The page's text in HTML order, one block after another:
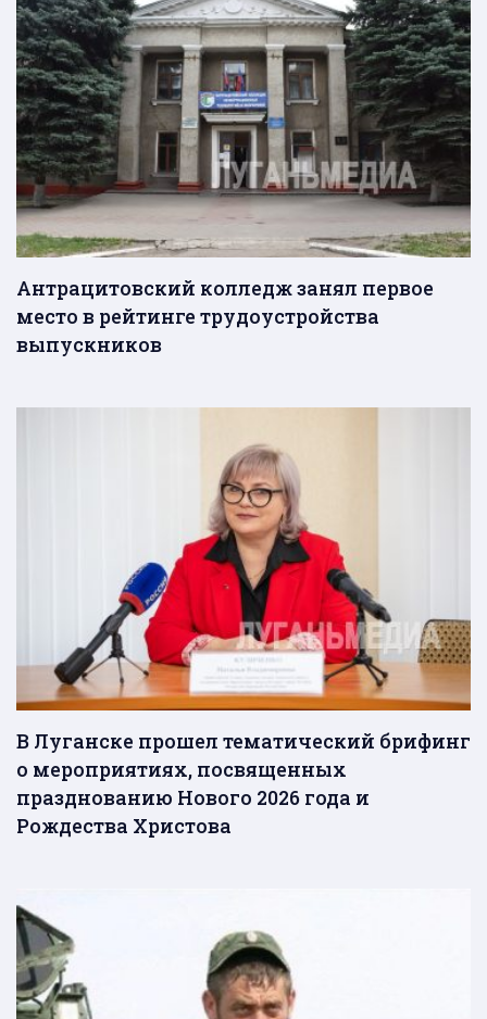
Антрацитовский колледж занял первое
место в рейтинге трудоустройства
выпускников
В Луганске прошел тематический брифинг
о мероприятиях, посвященных
празднованию Нового 2026 года и
Рождества Христова